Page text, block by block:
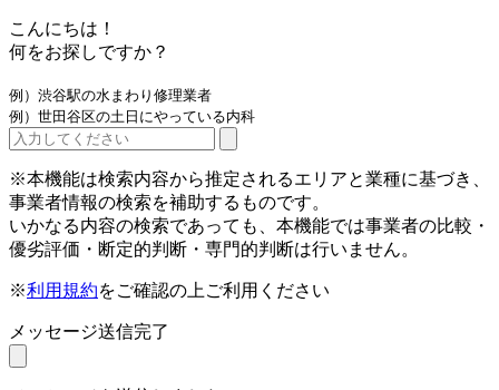
こんにちは！
何をお探しですか？
例）渋谷駅の水まわり修理業者
例）世田谷区の土日にやっている内科
※本機能は検索内容から推定されるエリアと業種に基づき、
事業者情報の検索を補助するものです。
いかなる内容の検索であっても、本機能では事業者の比較・
優劣評価・断定的判断・専門的判断は行いません。
※利用規約をご確認の上ご利用ください
メッセージ送信完了